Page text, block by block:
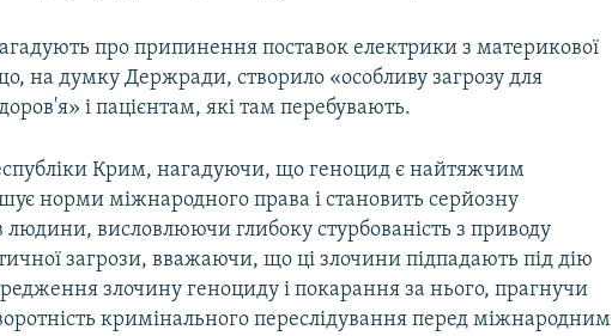
про припинення поставок електрики з материкової
на думку Держради, створило «особливу загрозу для
і пацієнтам, які там перебувають.
Крим, нагадуючи, що геноцид є найтяжчим
норми міжнародного права і становить серйозну
людини, висловлюючи глибоку стурбованість з приводу
загрози, вважаючи, що ці злочини підпадають під дію
злочину геноциду і покарання за нього, прагнучи
кримінального переслідування перед міжнародним